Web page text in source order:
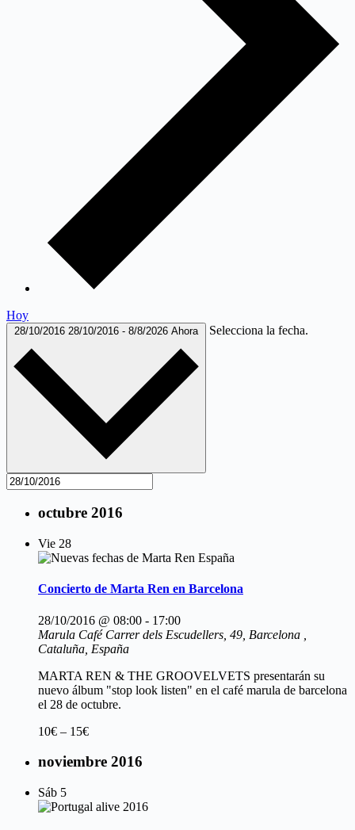
Hoy
28/10/2016 28/10/2016 - 8/8/2026 Ahora Selecciona la fecha.
octubre 2016
Vie 28
Concierto de Marta Ren en Barcelona
28/10/2016 @ 08:00 - 17:00
Marula Café Carrer dels Escudellers, 49, Barcelona ,
Cataluña, España
MARTA REN & THE GROOVELVETS presentarán su
nuevo álbum "stop look listen" en el café marula de barcelona
el 28 de octubre.
10€ – 15€
noviembre 2016
Sáb 5